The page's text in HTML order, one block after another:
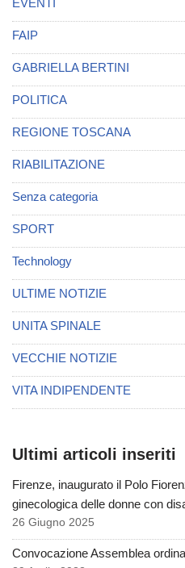
EVENTI
FAIP
GABRIELLA BERTINI
POLITICA
REGIONE TOSCANA
RIABILITAZIONE
Senza categoria
SPORT
Technology
ULTIME NOTIZIE
UNITA SPINALE
VECCHIE NOTIZIE
VITA INDIPENDENTE
Ultimi articoli inseriti
Firenze, inaugurato il Polo
ginecologica delle donne con
26 Giugno 2025
Convocazione Assemblea